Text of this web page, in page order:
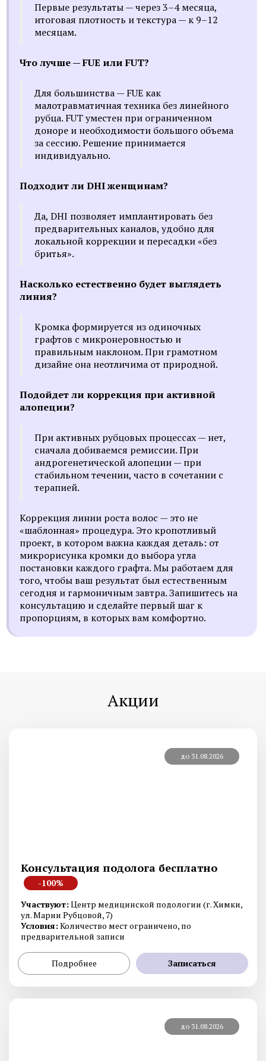
Первые результаты — через 3–4 месяца,
итоговая плотность и текстура — к 9–12
месяцам.
Что лучше — FUE или FUT?
Для большинства — FUE как
малотравматичная техника без линейного
рубца. FUT уместен при ограниченном
доноре и необходимости большого объема
за сессию. Решение принимается
индивидуально.
Подходит ли DHI женщинам?
Да, DHI позволяет имплантировать без
предварительных каналов, удобно для
локальной коррекции и пересадки «без
бритья».
Насколько естественно будет выглядеть
линия?
Кромка формируется из одиночных
графтов с микронеровностью и
правильным наклоном. При грамотном
дизайне она неотличима от природной.
Подойдет ли коррекция при активной
алопеции?
При активных рубцовых процессах — нет,
сначала добиваемся ремиссии. При
андрогенетической алопеции — при
стабильном течении, часто в сочетании с
терапией.
Коррекция линии роста волос — это не
«шаблонная» процедура. Это кропотливый
проект, в котором важна каждая деталь: от
микрорисунка кромки до выбора угла
постановки каждого графта. Мы работаем для
того, чтобы ваш результат был естественным
сегодня и гармоничным завтра. Запишитесь на
консультацию и сделайте первый шаг к
пропорциям, в которых вам комфортно.
Акции
до 31.08.2026
Консультация подолога бесплатно
-100%
Участвуют: Центр медицинской подологии (г. Химки,
ул. Марии Рубцовой, 7)
Условия: Количество мест ограничено, по
предварительной записи
Подробнее Записаться
до 31.08.2026